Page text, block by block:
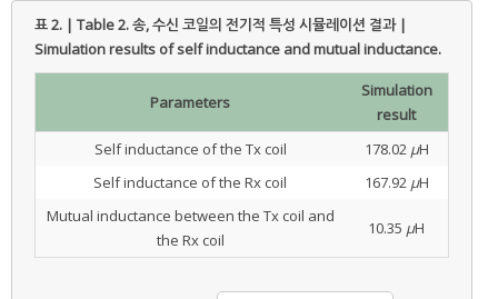
표 2. | Table 2.송, 수신 코일의 전기적 특성 시뮬레이션 결과 |
Simulation results of self inductance and mutual inductance.
Parameters
Simulation
result
Self inductance of the Tx coil
178.02 μH
Self inductance of the Rx coil
167.92 μH
Mutual inductance between the Tx coil and
the Rx coil
10.35 μH